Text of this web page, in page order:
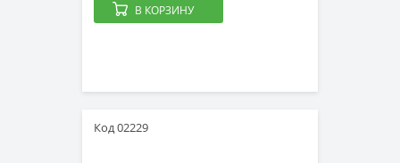
В КОРЗИНУ
Код 02229